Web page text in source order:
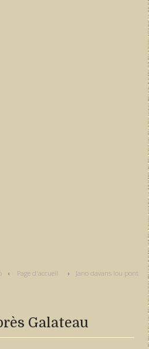
Page d'accueil Jano davans lou pont
Galateau